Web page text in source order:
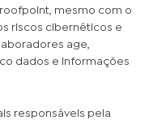
mesmo com o
riscos cibernéticos e
age,
dados e informações
responsáveis pela